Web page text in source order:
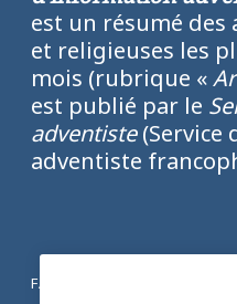
est un résumé des
et religieuses les
mois (rubrique «
est publié par le
adventiste(Service
adventiste
FACEBOOK